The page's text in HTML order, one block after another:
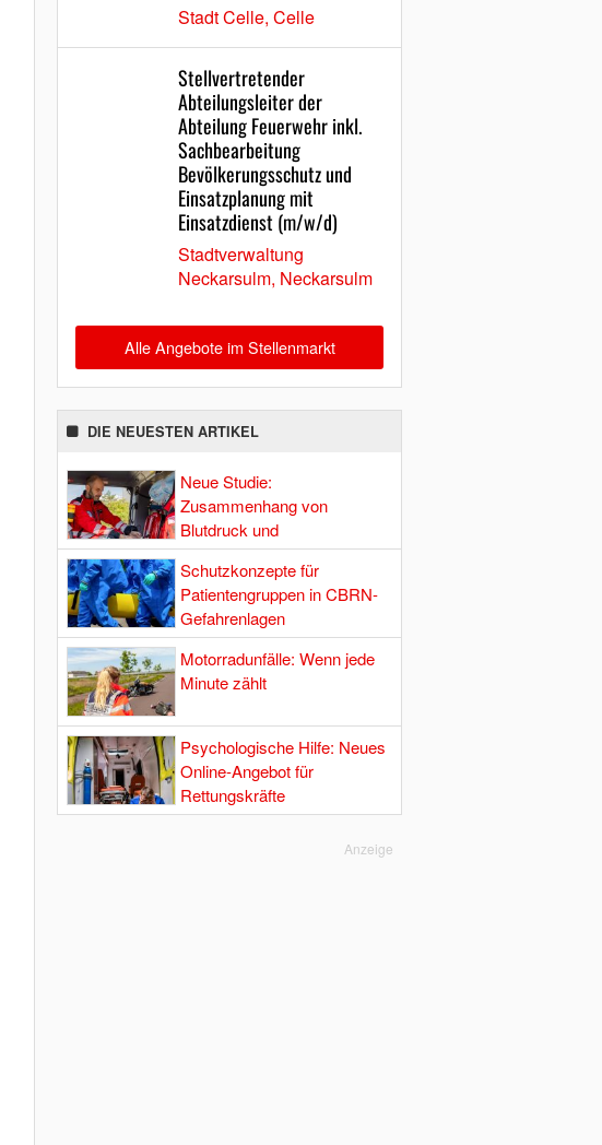
Stadt Celle, Celle
Stellvertretender
Abteilungsleiter der
Abteilung Feuerwehr inkl.
Sachbearbeitung
Bevölkerungsschutz und
Einsatzplanung mit
Einsatzdienst (m/w/d)
Stadtverwaltung
Neckarsulm, Neckarsulm
Alle Angebote im Stellenmarkt
DIE NEUESTEN ARTIKEL
Neue Studie:
Zusammenhang von
Blutdruck und
Hirndurchblutung
Schutzkonzepte für
Patientengruppen in CBRN-
Gefahrenlagen
Motorradunfälle: Wenn jede
Minute zählt
Psychologische Hilfe: Neues
Online-Angebot für
Rettungskräfte
Anzeige